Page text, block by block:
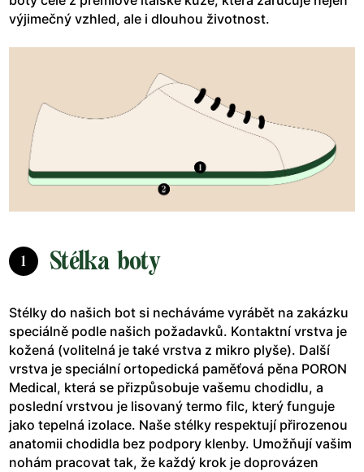
výjimečný vzhled, ale i dlouhou životnost.
1 Stélka boty
Stélky do našich bot si necháváme vyrábět na zakázku
speciálně podle našich požadavků. Kontaktní vrstva je
kožená (volitelná je také vrstva z mikro plyše). Další
vrstva je speciální ortopedická paměťová pěna PORON
Medical, která se přizpůsobuje vašemu chodidlu, a
poslední vrstvou je lisovaný termo filc, který funguje
jako tepelná izolace. Naše stélky respektují přirozenou
anatomii chodidla bez podpory klenby. Umožňují vašim
nohám pracovat tak, že každý krok je doprovázen